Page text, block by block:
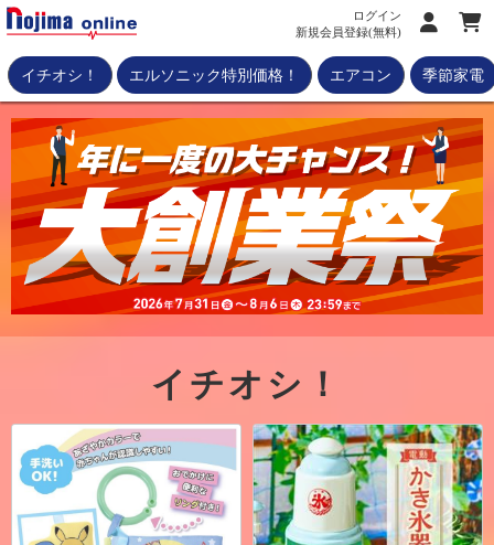
ログイン
新規会員登録(無料)
イチオシ！ エルソニック特別価格！ エアコン 季節家電
イチオシ！